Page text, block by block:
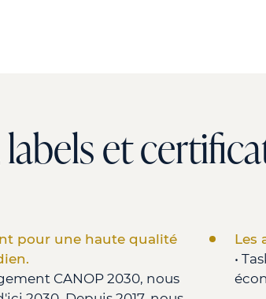
et
pour une haute qualité
CANOP 2030, nous
Les
•